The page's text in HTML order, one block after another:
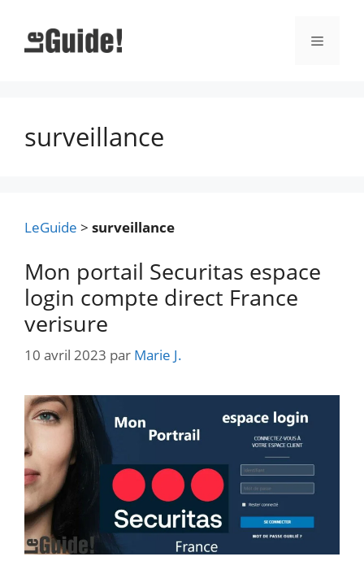
contenu
Menu
surveillance
LeGuide > surveillance
Mon portail Securitas espace
login compte direct France
verisure
10 avril 2023 par Marie J.